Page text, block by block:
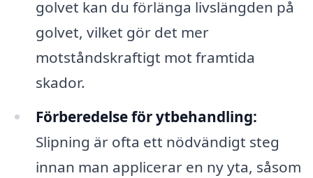
golvet kan du förlänga livslängden på
golvet, vilket gör det mer
motståndskraftigt mot framtida
skador.
Förberedelse för ytbehandling:
Slipning är ofta ett nödvändigt steg
innan man applicerar en ny yta, såsom